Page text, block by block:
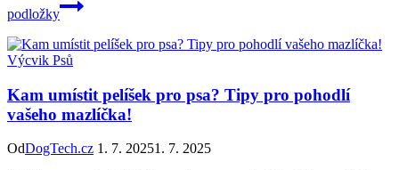
podložky
Výcvik Psů
Kam umístit pelíšek pro psa? Tipy pro pohodlí
vašeho mazlíčka!
OdDogTech.cz 1. 7. 20251. 7. 2025